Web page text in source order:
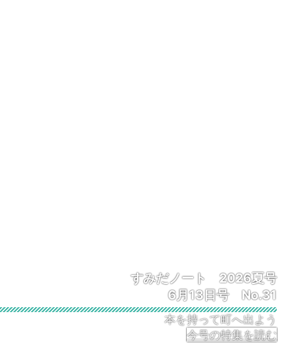
すみだノート 2026夏号
6月13日号 No.31
本を持って町へ出よう
今号の特集を読む